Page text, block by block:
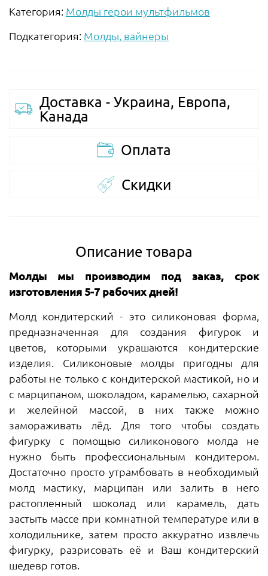
Категория: Молды герои мультфильмов
Подкатегория: Молды, вайнеры
Доставка - Украина, Европа,
Канада
Оплата
Скидки
Описание товара
Молды мы производим под заказ, срок
изготовления 5-7 рабочих дней!
Молд кондитерский - это силиконовая форма,
предназначенная для создания фигурок и
цветов, которыми украшаются кондитерские
изделия. Силиконовые молды пригодны для
работы не только с кондитерской мастикой, но и
с марципаном, шоколадом, карамелью, сахарной
и желейной массой, в них также можно
замораживать лёд. Для того чтобы создать
фигурку с помощью силиконового молда не
нужно быть профессиональным кондитером.
Достаточно просто утрамбовать в необходимый
молд мастику, марципан или залить в него
растопленный шоколад или карамель, дать
застыть массе при комнатной температуре или в
холодильнике, затем просто аккуратно извлечь
фигурку, разрисовать её и Ваш кондитерский
шедевр готов.